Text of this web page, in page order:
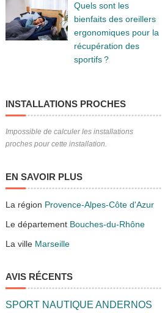
Quels sont les
bienfaits des oreillers
ergonomiques pour la
récupération des
sportifs ?
INSTALLATIONS PROCHES
Impossible de calculer les installations
proches pour cette installation.
EN SAVOIR PLUS
La région Provence-Alpes-Côte d'Azur
Le département Bouches-du-Rhône
La ville Marseille
AVIS RÉCENTS
SPORT NAUTIQUE ANDERNOS